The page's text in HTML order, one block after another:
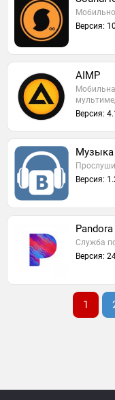
Версия:
AIMP
Версия:
Музыка
Версия:
Cлужба
Версия:
1